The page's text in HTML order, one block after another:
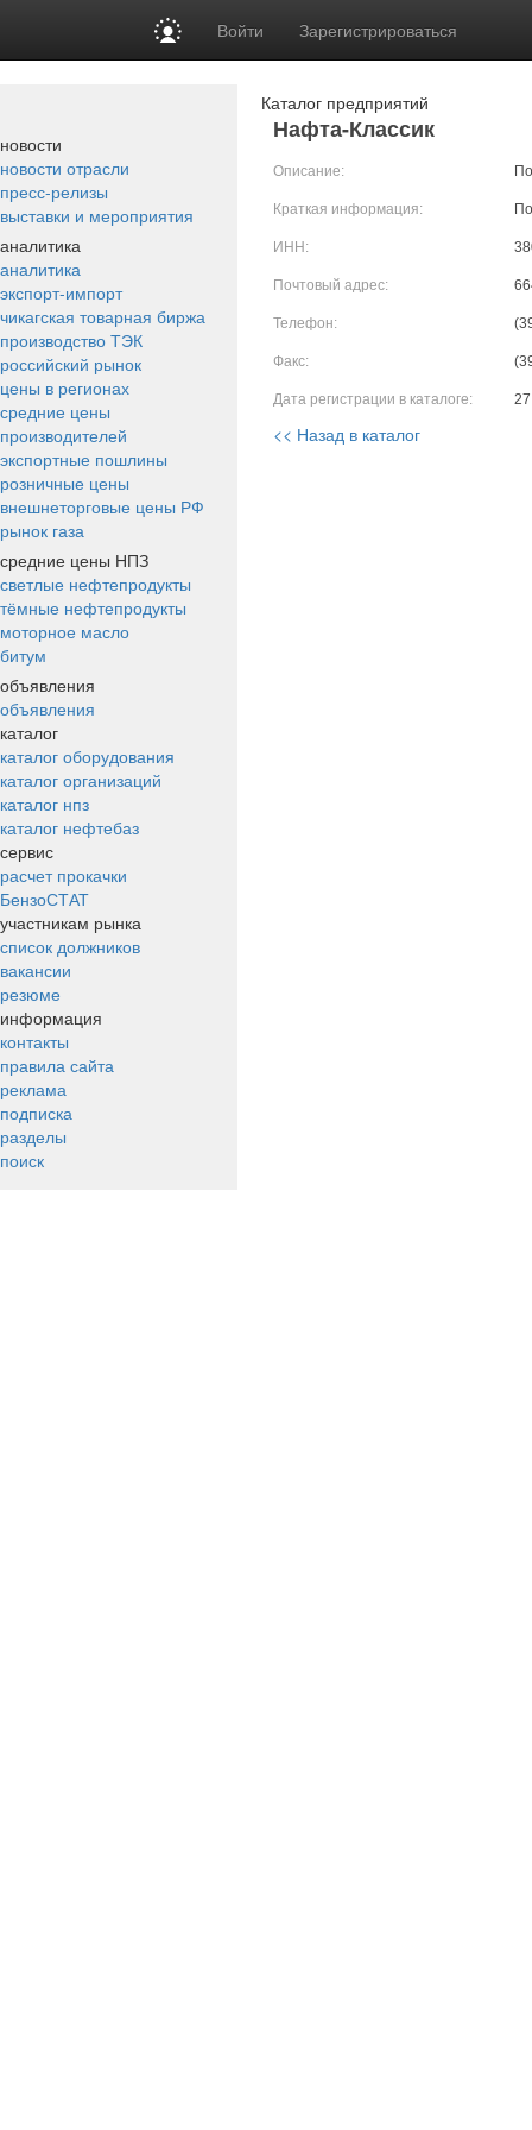
Войти Зарегистрироваться
новости
новости отрасли
пресс-релизы
выставки и мероприятия
аналитика
аналитика
экспорт-импорт
чикагская товарная биржа
производство ТЭК
российский рынок
цены в регионах
средние цены
производителей
экспортные пошлины
розничные цены
внешнеторговые цены РФ
рынок газа
средние цены НПЗ
светлые нефтепродукты
тёмные нефтепродукты
моторное масло
битум
объявления
объявления
каталог
каталог оборудования
каталог организаций
каталог нпз
каталог нефтебаз
сервис
расчет прокачки
БензоСТАТ
участникам рынка
список должников
вакансии
резюме
информация
контакты
правила сайта
реклама
подписка
разделы
поиск
Каталог предприятий
Нафта-Классик
Описание:
Краткая информация:
ИНН:
Почтовый адрес:
Телефон:
Факс:
Дата регистрации в каталоге:
<< Назад в каталог